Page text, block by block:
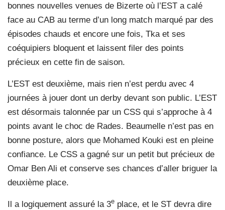
bonnes nouvelles venues de Bizerte où l’EST a calé
face au CAB au terme d’un long match marqué par des
épisodes chauds et encore une fois, Tka et ses
coéquipiers bloquent et laissent filer des points
précieux en cette fin de saison.
L’EST est deuxième, mais rien n’est perdu avec 4
journées à jouer dont un derby devant son public. L’EST
est désormais talonnée par un CSS qui s’approche à 4
points avant le choc de Rades. Beaumelle n’est pas en
bonne posture, alors que Mohamed Kouki est en pleine
confiance. Le CSS a gagné sur un petit but précieux de
Omar Ben Ali et conserve ses chances d’aller briguer la
deuxième place.
Il a logiquement assuré la 3e place, et le ST devra dire